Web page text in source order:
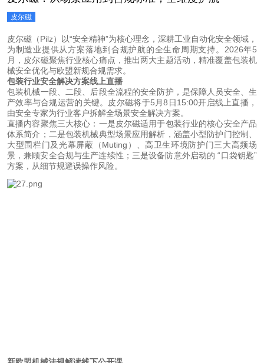
皮尔磁
皮尔磁（Pilz）以“安全精神”为核心理念，深耕工业自动化安全领域，
为制造业提供从方案落地到合规护航的全生命周期支持。2026年5
月，皮尔磁聚焦行业核心痛点，推出两大主题活动，精准覆盖包装机
械安全优化与欧盟新规合规需求。
包装行业安全解决方案线上直播
包装机械一段、二段、后段全流程的安全防护，是保障人员安全、生
产效率与合规运营的关键。皮尔磁将于5月8日15:00开启线上直播，
由安全专家为行业客户拆解全场景安全解决方案。
直播内容聚焦三大核心：一是皮尔磁适用于包装行业的核心安全产品
体系简介；二是包装机械典型场景应用解析，涵盖小型防护门控制、
大型围栏门及光幕屏蔽（Muting）、高卫生环境防护门三大高频场
景，兼顾安全合规与生产连续性；三是设备防意外启动的 “口袋钥匙”
方案，从细节规避误操作风险。